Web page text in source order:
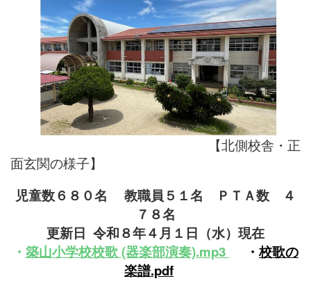
【北側校舎・正
面玄関の様子】
児童数６８０名 教職員５１名
ＰＴＡ数 ４
７８名
更新日 令和８年４月１ 日（水）現在
・ 築山小学校校歌 (器楽部演奏).mp3 ・校歌の
楽譜.pdf